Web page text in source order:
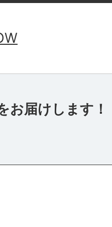
お届けします